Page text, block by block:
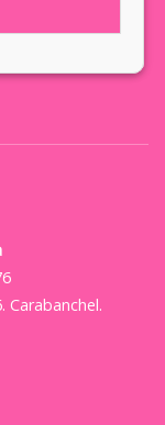
Carabanchel.